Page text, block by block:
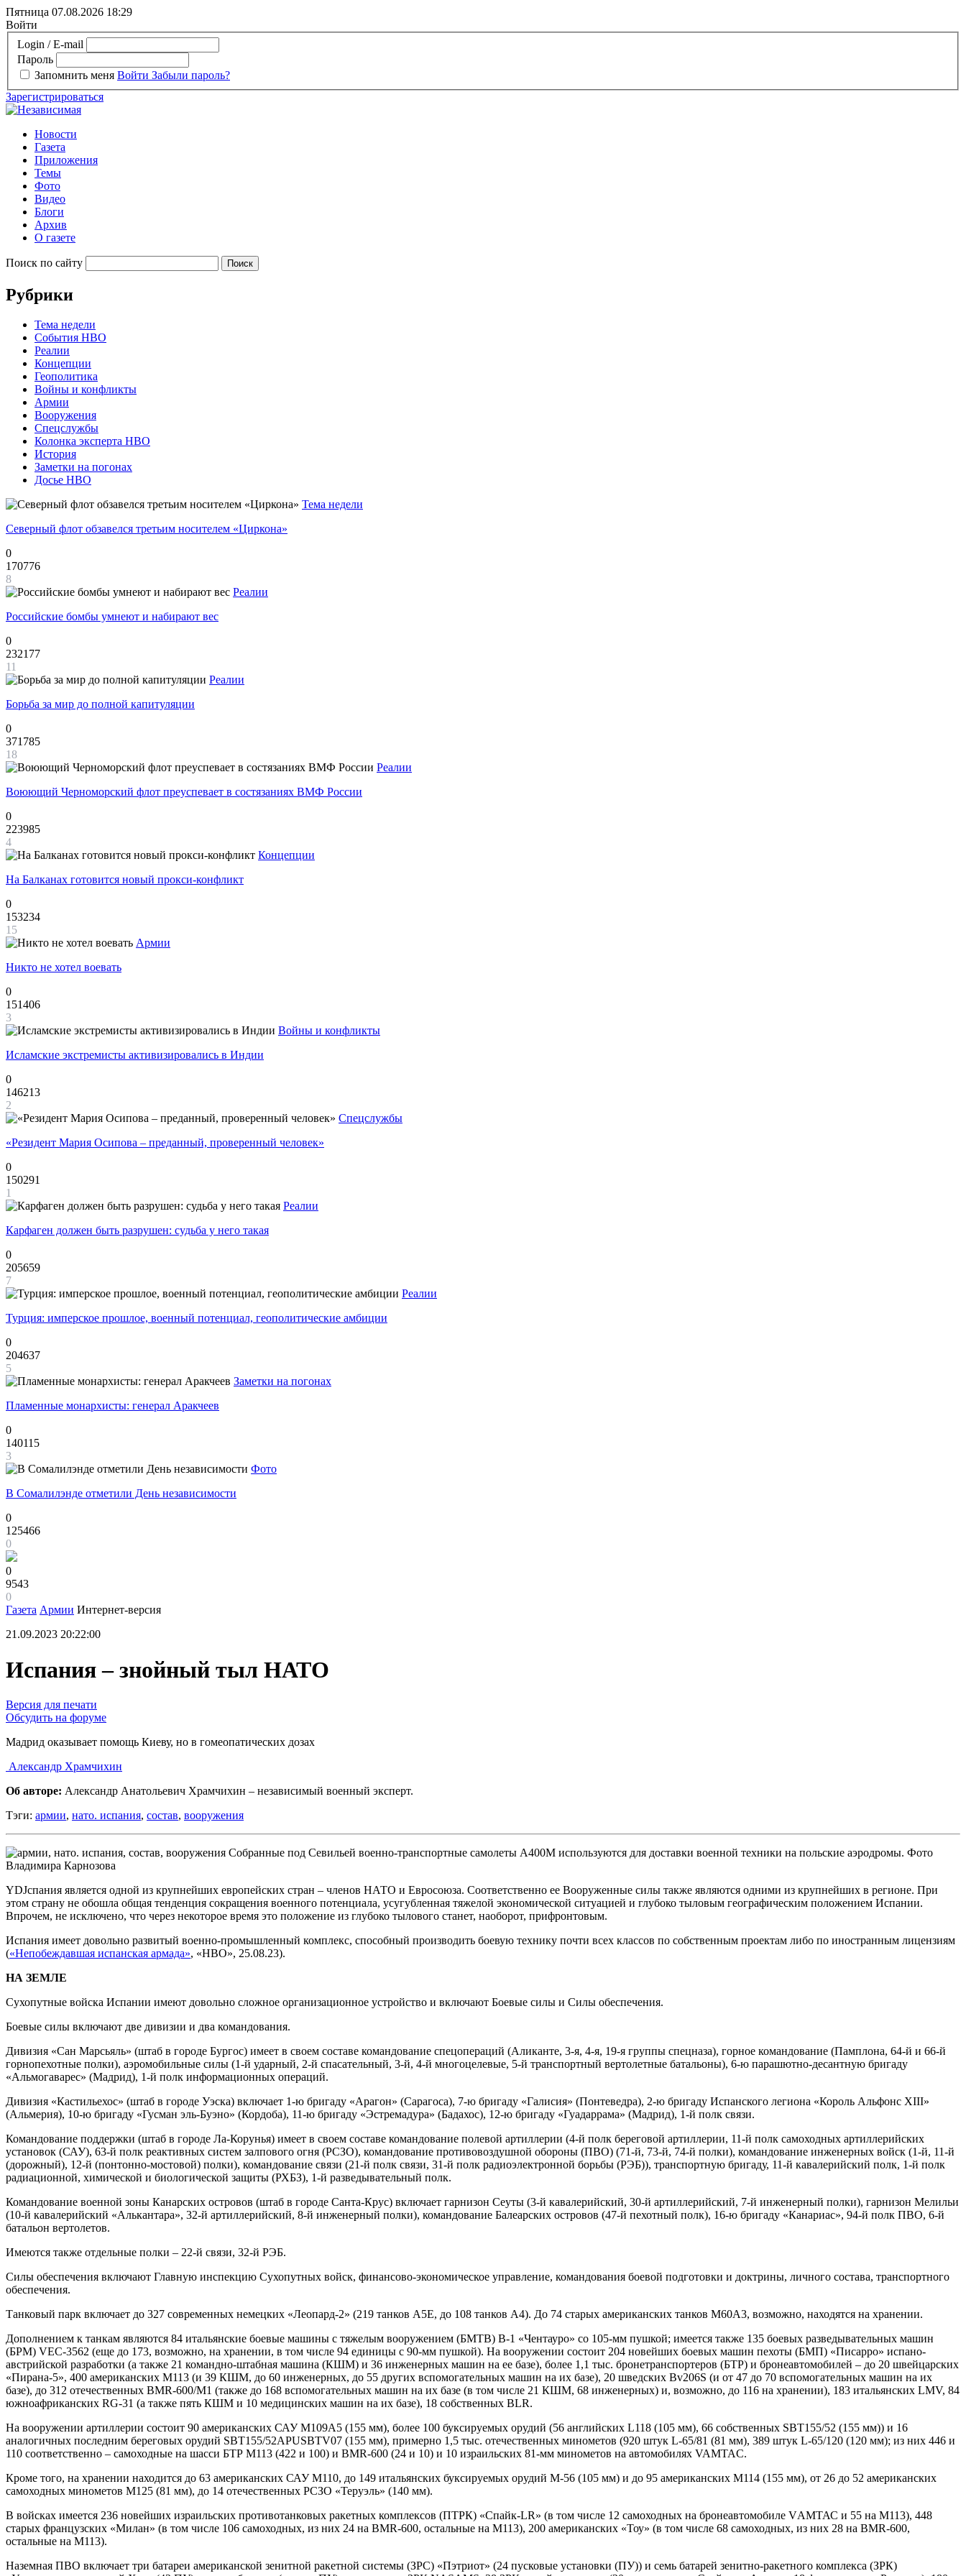
Пятница 07.08.2026 18:29
Войти
Login / E-mail
Пароль
Запомнить меня Войти Забыли пароль?
Зарегистрироваться
Новости
Газета
Приложения
Темы
Фото
Видео
Блоги
Архив
О газете
Поиск по сайту
Рубрики
Тема недели
События НВО
Реалии
Концепции
Геополитика
Войны и конфликты
Армии
Вооружения
Спецслужбы
Колонка эксперта НВО
История
Заметки на погонах
Досье НВО
Тема недели
Северный флот обзавелся третьим носителем «Циркона»
0
170776
8
Реалии
Российские бомбы умнеют и набирают вес
0
232177
11
Реалии
Борьба за мир до полной капитуляции
0
371785
18
Реалии
Воюющий Черноморский флот преуспевает в состязаниях ВМФ России
0
223985
4
Концепции
На Балканах готовится новый прокси-конфликт
0
153234
15
Армии
Никто не хотел воевать
0
151406
3
Войны и конфликты
Исламские экстремисты активизировались в Индии
0
146213
2
Спецслужбы
«Резидент Мария Осипова – преданный, проверенный человек»
0
150291
1
Реалии
Карфаген должен быть разрушен: судьба у него такая
0
205659
7
Реалии
Турция: имперское прошлое, военный потенциал, геополитические амбиции
0
204637
5
Заметки на погонах
Пламенные монархисты: генерал Аракчеев
0
140115
3
Фото
В Сомалилэнде отметили День независимости
0
125466
0
0
9543
0
Газета Армии Интернет-версия
21.09.2023 20:22:00
Испания – знойный тыл НАТО
Версия для печати
Обсудить на форуме
Мадрид оказывает помощь Киеву, но в гомеопатических дозах
Александр Храмчихин
Об авторе: Александр Анатольевич Храмчихин – независимый военный эксперт.
Тэги: армии, нато. испания, состав, вооружения
Собранные под Севильей военно-транспортные самолеты А400М используются для доставки военной техники на польские аэродромы. Фото
Владимира Карнозова
YDJспания является одной из крупнейших европейских стран – членов НАТО и Евросоюза. Соответственно ее Вооруженные силы также являются одними из крупнейших в регионе. При
этом страну не обошла общая тенденция сокращения военного потенциала, усугубленная тяжелой экономической ситуацией и глубоко тыловым географическим положением Испании.
Впрочем, не исключено, что через некоторое время это положение из глубоко тылового станет, наоборот, прифронтовым.
Испания имеет довольно развитый военно-промышленный комплекс, способный производить боевую технику почти всех классов по собственным проектам либо по иностранным лицензиям
(«Непобеждавшая испанская армада», «НВО», 25.08.23).
НА ЗЕМЛЕ
Сухопутные войска Испании имеют довольно сложное организационное устройство и включают Боевые силы и Силы обеспечения.
Боевые силы включают две дивизии и два командования.
Дивизия «Сан Марсьяль» (штаб в городе Бургос) имеет в своем составе командование спецопераций (Аликанте, 3-я, 4-я, 19-я группы спецназа), горное командование (Памплона, 64-й и 66-й
горнопехотные полки), аэромобильные силы (1-й ударный, 2-й спасательный, 3-й, 4-й многоцелевые, 5-й транспортный вертолетные батальоны), 6-ю парашютно-десантную бригаду
«Альмогаварес» (Мадрид), 1-й полк информационных операций.
Дивизия «Кастильехос» (штаб в городе Уэска) включает 1-ю бригаду «Арагон» (Сарагоса), 7-ю бригаду «Галисия» (Понтеведра), 2-ю бригаду Испанского легиона «Король Альфонс ХIII»
(Альмерия), 10-ю бригаду «Гусман эль-Буэно» (Кордоба), 11-ю бригаду «Эстремадура» (Бадахос), 12-ю бригаду «Гуадаррама» (Мадрид), 1-й полк связи.
Командование поддержки (штаб в городе Ла-Корунья) имеет в своем составе командование полевой артиллерии (4-й полк береговой артиллерии, 11-й полк самоходных артиллерийских
установок (САУ), 63-й полк реактивных систем залпового огня (РСЗО), командование противовоздушной обороны (ПВО) (71-й, 73-й, 74-й полки), командование инженерных войск (1-й, 11-й
(дорожный), 12-й (понтонно-мостовой) полки), командование связи (21-й полк связи, 31-й полк радиоэлектронной борьбы (РЭБ)), транспортную бригаду, 11-й кавалерийский полк, 1-й полк
радиационной, химической и биологической защиты (РХБЗ), 1-й разведывательный полк.
Командование военной зоны Канарских островов (штаб в городе Санта-Крус) включает гарнизон Сеуты (3-й кавалерийский, 30-й артиллерийский, 7-й инженерный полки), гарнизон Мелильи
(10-й кавалерийский «Алькантара», 32-й артиллерийский, 8-й инженерный полки), командование Балеарских островов (47-й пехотный полк), 16-ю бригаду «Канариас», 94-й полк ПВО, 6-й
батальон вертолетов.
Имеются также отдельные полки – 22-й связи, 32-й РЭБ.
Силы обеспечения включают Главную инспекцию Сухопутных войск, финансово-экономическое управление, командования боевой подготовки и доктрины, личного состава, транспортного
обеспечения.
Танковый парк включает до 327 современных немецких «Леопард-2» (219 танков А5Е, до 108 танков А4). До 74 старых американских танков М60А3, возможно, находятся на хранении.
Дополнением к танкам являются 84 итальянские боевые машины с тяжелым вооружением (БМТВ) В-1 «Чентауро» со 105-мм пушкой; имеется также 135 боевых разведывательных машин
(БРМ) VEC-3562 (еще до 173, возможно, на хранении, в том числе 94 единицы с 90-мм пушкой). На вооружении состоит 204 новейших боевых машин пехоты (БМП) «Писарро» испано-
австрийской разработки (а также 21 командно-штабная машина (КШМ) и 36 инженерных машин на ее базе), более 1,1 тыс. бронетранспортеров (БТР) и бронеавтомобилей – до 20 швейцарских
«Пирана-5», 400 американских M113 (и 39 КШМ, до 60 инженерных, до 55 других вспомогательных машин на их базе), 20 шведских Bv206S (и от 47 до 70 вспомогательных машин на их
базе), до 312 отечественных BMR-600/M1 (также до 168 вспомогательных машин на их базе (в том числе 21 КШМ, 68 инженерных) и, возможно, до 116 на хранении), 183 итальянских LMV, 84
южноафриканских RG-31 (а также пять КШМ и 10 медицинских машин на их базе), 18 собственных BLR.
На вооружении артиллерии состоит 90 американских САУ М109А5 (155 мм), более 100 буксируемых орудий (56 английских L118 (105 мм), 66 собственных SBT155/52 (155 мм)) и 16
аналогичных последним береговых орудий SBT155/52APUSBTV07 (155 мм), примерно 1,5 тыс. отечественных минометов (920 штук L-65/81 (81 мм), 389 штук L-65/120 (120 мм); из них 446 и
110 соответственно – самоходные на шасси БТР М113 (422 и 100) и BMR-600 (24 и 10) и 10 израильских 81-мм минометов на автомобилях VAMTAC.
Кроме того, на хранении находится до 63 американских САУ М110, до 149 итальянских буксируемых орудий М-56 (105 мм) и до 95 американских М114 (155 мм), от 26 до 52 американских
самоходных минометов М125 (81 мм), до 14 отечественных РСЗО «Теруэль» (140 мм).
В войсках имеется 236 новейших израильских противотанковых ракетных комплексов (ПТРК) «Спайк-LR» (в том числе 12 самоходных на бронеавтомобиле VАМТАС и 55 на М113), 448
старых французских «Милан» (в том числе 106 самоходных, из них 24 на BMR-600, остальные на М113), 200 американских «Тоу» (в том числе 68 самоходных, из них 28 на BMR-600,
остальные на М113).
Наземная ПВО включает три батареи американской зенитной ракетной системы (ЗРС) «Пэтриот» (24 пусковые установки (ПУ)) и семь батарей зенитно-ракетного комплекса (ЗРК)